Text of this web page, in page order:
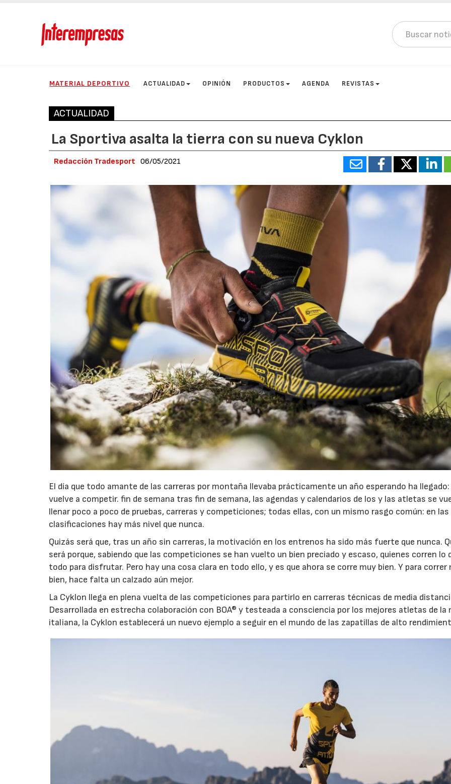
MATERIAL DEPORTIVO ACTUALIDAD OPINIÓN PRODUCTOS AGENDA REVISTAS
ACTUALIDAD
La Sportiva asalta la tierra con su nueva Cyklon
Redacción Tradesport 06/05/2021
El día que todo amante de las carreras por montaña llevaba prácticamente un año esperando ha
vuelve a competir. fin de semana tras fin de semana, las agendas y calendarios de los y las atletas se
llenar poco a poco de pruebas, carreras y competiciones; todas ellas, con un mismo rasgo común: en las
clasificaciones hay más nivel que nunca.
Quizás será que, tras un año sin carreras, la motivación en los entrenos ha sido más fuerte que nunca.
será porque, sabiendo que las competiciones se han vuelto un bien preciado y escaso, quienes corren lo
todo para disfrutar. Pero hay una cosa clara en todo ello, y es que ahora se corre muy bien. Y para correr
bien, hace falta un calzado aún mejor.
La Cyklon llega en plena vuelta de las competiciones para partirlo en carreras técnicas de media
Desarrollada en estrecha colaboración con BOA® y testeada a consciencia por los mejores atletas de la
italiana, la Cyklon establecerá un nuevo ejemplo a seguir en el mundo de las zapatillas de alto
23/07/2026 30/07/2026